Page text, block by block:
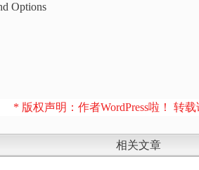
Options
* 版权声明：作者WordPress啦！ 转载
相关文章